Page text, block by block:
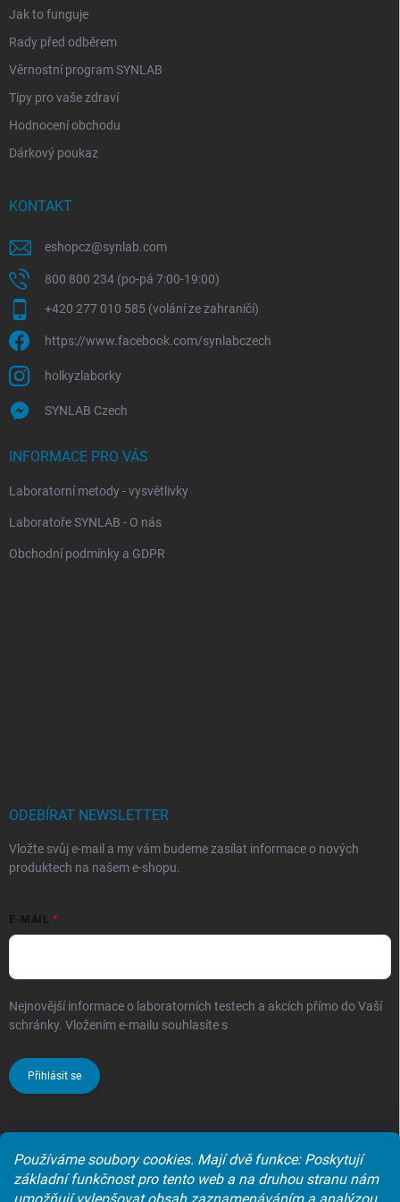
Používáme soubory cookies. Mají dvě funkce: Poskytují
základní funkčnost pro tento web a na druhou stranu nám
Jak to funguje
Rady před odběrem
Věrnostní program SYNLAB
Tipy pro vaše zdraví
Hodnocení obchodu
Dárkový poukaz
KONTAKT
eshopcz@synlab.com
800 800 234 (po-pá 7:00-19:00)
+420 277 010 585 (volání ze zahraničí)
https://www.facebook.com/synlabczech
holkyzlaborky
SYNLAB Czech
INFORMACE PRO VÁS
Laboratorní metody - vysvětlivky
Laboratoře SYNLAB - O nás
Obchodní podmínky a GDPR
ODEBÍRAT NEWSLETTER
Vložte svůj e-mail a my vám budeme zasílat informace o nových
produktech na našem e-shopu.
E-MAIL
Nejnovější informace o laboratorních testech a akcích přímo do Vaší
schránky. Vložením e-mailu souhlasíte s
Přihlásit se
Laboratoře synlab czech s.r.o.